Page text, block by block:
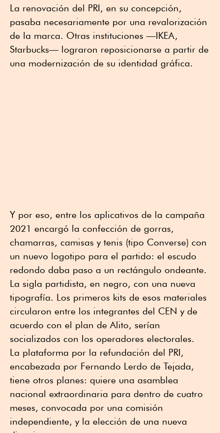
La renovación del PRI, en su concepción,
pasaba necesariamente por una revalorización
de la marca. Otras instituciones —IKEA,
Starbucks— lograron reposicionarse a partir de
una modernización de su identidad gráfica.
Y por eso, entre los aplicativos de la campaña
2021 encargó la confección de gorras,
chamarras, camisas y tenis (tipo Converse) con
un nuevo logotipo para el partido: el escudo
redondo daba paso a un rectángulo ondeante.
La sigla partidista, en negro, con una nueva
tipografía. Los primeros kits de esos materiales
circularon entre los integrantes del CEN y de
acuerdo con el plan de Alito, serían
socializados con los operadores electorales.
La plataforma por la refundación del PRI,
encabezada por Fernando Lerdo de Tejada,
tiene otros planes: quiere una asamblea
nacional extraordinaria para dentro de cuatro
meses, convocada por una comisión
independiente, y la elección de una nueva